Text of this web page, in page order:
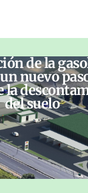
de la
nuevo
la
del suelo